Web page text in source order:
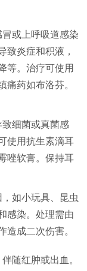
或上呼吸道感染
致炎症和积液，
等。治疗可使用
痛药如布洛芬。
细菌或真菌感
使用抗生素滴耳
唑软膏。保持耳
如小玩具、昆虫
感染。处理需由
造成二次伤害。
随红肿或出血。